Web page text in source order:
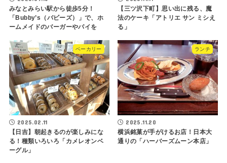
みなとみらい駅から徒歩5分！
「Bubby’s（バビーズ）」で、ホ
ームメイドのバーガーやパイを
【三ツ沢下町】思い出に残る、魔
法のケーキ「アトリエ サン ミシえ
る」
ベーカリー
2025.02.11
【日吉】朝起きるのが楽しみにな
る！種類いろいろ「カメレオンベ
ーグル」
ランチ
2025.11.20
横浜銘菓が手がけるお店！日本大
通りの「ハーバーズムーン本店」